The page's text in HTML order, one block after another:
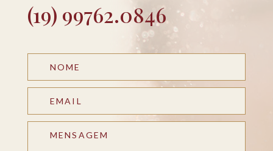
(19) 99762.0846